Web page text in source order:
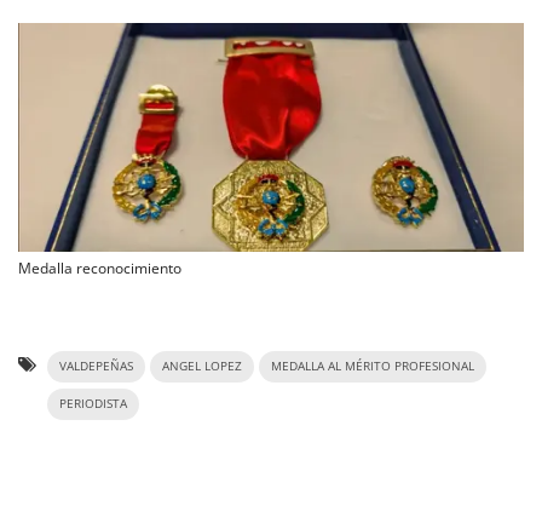
Medalla reconocimiento
VALDEPEÑAS ANGEL LOPEZ MEDALLA AL MÉRITO PROFESIONAL
PERIODISTA